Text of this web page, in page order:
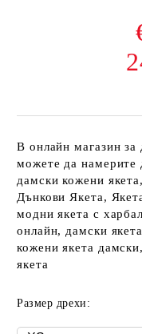
В онлайн магазин
можете да намерите
дамски кожени
Дънкови Якета,
модни якета с
онлайн, дамски
кожени якета
якета
Размер дрехи: